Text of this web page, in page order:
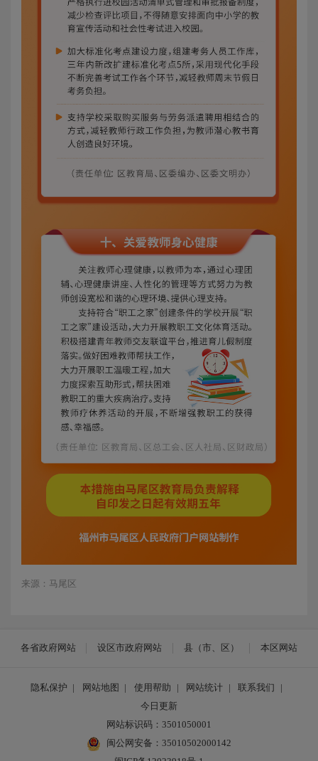
来源：马尾区
各省政府网站 设区市政府网站 县（市、区） 本区网站
隐私保护 | 网站地图 | 使用帮助 | 网站统计 | 联系我们
|
今日更新
网站标识码：3501050001
闽公网安备：35010502000142